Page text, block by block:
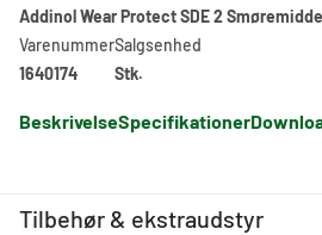
Addinol Wear Protect SDE 2
Varenummer
1640174
Salgsenhed
Stk.
BeskrivelseSpecifikationer
Tilbehør & ekstraudstyr